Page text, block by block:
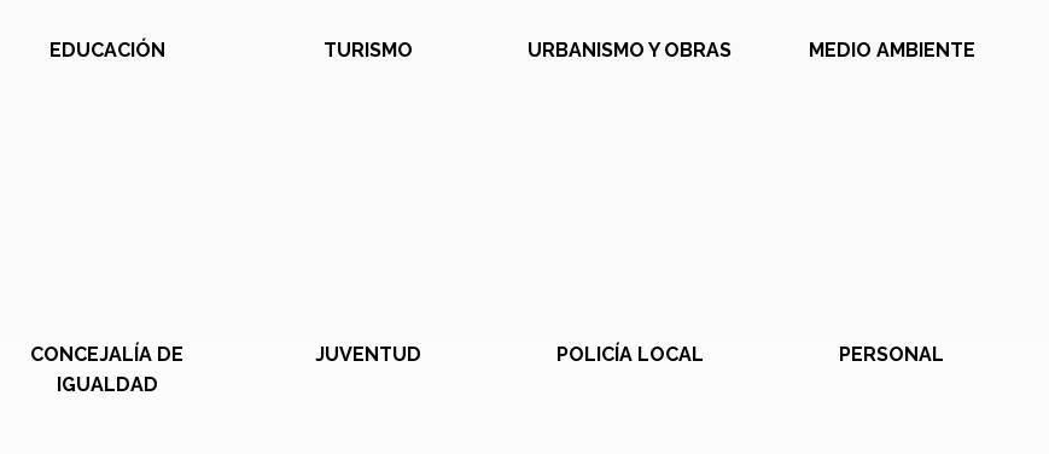
EDUCACIÓN TURISMO URBANISMO Y OBRAS MEDIO AMBIENTE
CONCEJALÍA DE
IGUALDAD
JUVENTUD POLICÍA LOCAL PERSONAL